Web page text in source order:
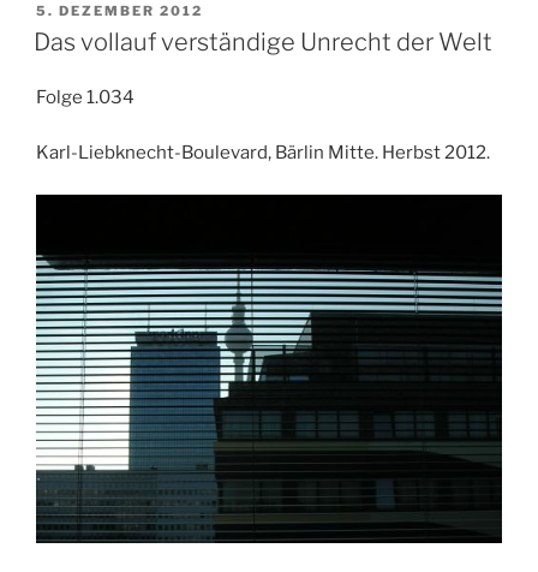
VERÖFFENTLICHT
AM
5. DEZEMBER 2012
Das vollauf verständige Unrecht der Welt
Folge 1.034
Karl-Liebknecht-Boulevard, Bärlin Mitte. Herbst 2012.